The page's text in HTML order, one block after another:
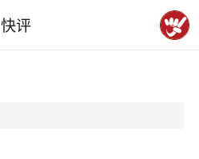
快评
下拉刷新